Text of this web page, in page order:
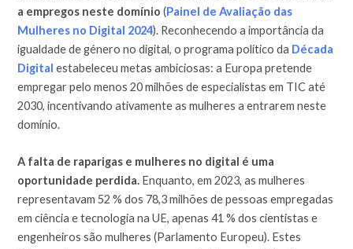
a empregos neste domínio(Painel de Avaliação das
Mulheres no Digital 2024). Reconhecendo a importância da
igualdade de género no digital, o programa político da Década
Digital estabeleceu metas ambiciosas: a Europa pretende
empregar pelo menos 20 milhões de especialistas em TIC até
2030, incentivando ativamente as mulheres a entrarem neste
domínio.
A falta de raparigas e mulheres no digital é uma
oportunidade perdida. Enquanto, em 2023, as mulheres
representavam 52 % dos 78,3 milhões de pessoas empregadas
em ciência e tecnologia na UE, apenas 41 % dos cientistas e
engenheiros são mulheres (Parlamento Europeu). Estes